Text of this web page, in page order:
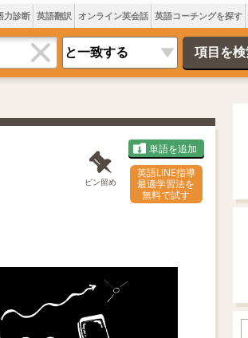
力診断 英語翻訳 オンライン英会話 英語コーチングを探す
ピン留め
単語を追加
英語LINE指導
最適学習法を
無料で試す